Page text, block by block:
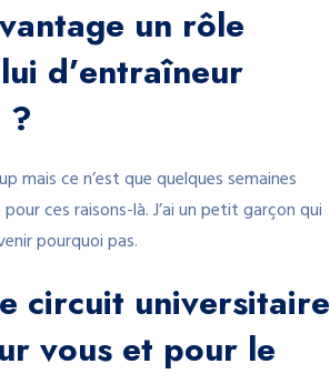
un rôle
d’entraîneur
?
mais ce n’est que quelques semaines
ces raisons-là. J’ai un petit garçon qui
pourquoi pas.
circuit universitaire
vous et pour le